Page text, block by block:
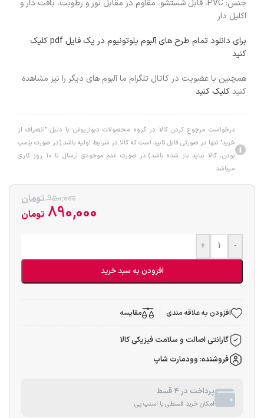
جنس: PVC، قابل شستشو، مقاوم در مقابل نور و رطوبت، بافت دار و
اکلیل دار
برای دانلود تمام طرح های آلبوم پلوتونیوم در یک فایل pdf کلیک
کنید
همچنین با عضویت در کاتال تلگرام ما آلبوم های دیگر را نیز مشاهده
کنیدکلیک کنید
درخواست مرجوع کردن کالا در گروه محصولات دبوارپوش با دلیل "انصراف از
خرید" تنها در صورتی قابل تایید است که کالا در شرایط اولیه باشد (در صورت پلمپ
بودن، کالا نباید باز شده باشد).در صورت عدم موجودی ارسال تا 10 روز کاری
میباشد
950,000 تومان
890,000 تومان
-
+
افزودن به سبد خرید
افزودن به علاقه مندی مقایسه
گارانتی اصالت و سلامت فیزیکی کالا
فروشنده: وودمارت شاپ
پرداخت در 4 قسط
امکان خرید قسطی با اسنپ پی